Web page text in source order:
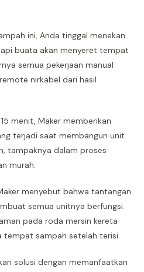
ini, Anda tinggal menekan
buata akan menyeret tempat
semua pekerjaan manual
nirkabel dari hasil
menit, Maker memberikan
terjadi saat membangun unit
tampaknya dalam proses
murah.
menyebut bahwa tantangan
semua unitnya berfungsi.
pada roda mersin kereta
tempat sampah setelah terisi.
solusi dengan memanfaatkan